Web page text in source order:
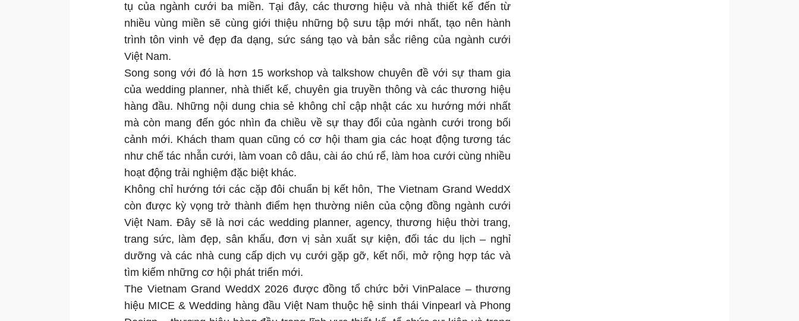
tụ của ngành cưới ba miền. Tại đây, các thương hiệu và nhà thiết kế đến từ
nhiều vùng miền sẽ cùng giới thiệu những bộ sưu tập mới nhất, tạo nên hành
trình tôn vinh vẻ đẹp đa dạng, sức sáng tạo và bản sắc riêng của ngành cưới
Việt Nam.
Song song với đó là hơn 15 workshop và talkshow chuyên đề với sự tham gia
của wedding planner, nhà thiết kế, chuyên gia truyền thông và các thương hiệu
hàng đầu. Những nội dung chia sẻ không chỉ cập nhật các xu hướng mới nhất
mà còn mang đến góc nhìn đa chiều về sự thay đổi của ngành cưới trong bối
cảnh mới. Khách tham quan cũng có cơ hội tham gia các hoạt động tương tác
như chế tác nhẫn cưới, làm voan cô dâu, cài áo chú rể, làm hoa cưới cùng nhiều
hoạt động trải nghiệm đặc biệt khác.
Không chỉ hướng tới các cặp đôi chuẩn bị kết hôn, The Vietnam Grand WeddX
còn được kỳ vọng trở thành điểm hẹn thường niên của cộng đồng ngành cưới
Việt Nam. Đây sẽ là nơi các wedding planner, agency, thương hiệu thời trang,
trang sức, làm đẹp, sân khấu, đơn vị sản xuất sự kiện, đối tác du lịch – nghỉ
dưỡng và các nhà cung cấp dịch vụ cưới gặp gỡ, kết nối, mở rộng hợp tác và
tìm kiếm những cơ hội phát triển mới.
The Vietnam Grand WeddX 2026 được đồng tổ chức bởi VinPalace – thương
hiệu MICE & Wedding hàng đầu Việt Nam thuộc hệ sinh thái Vinpearl và Phong